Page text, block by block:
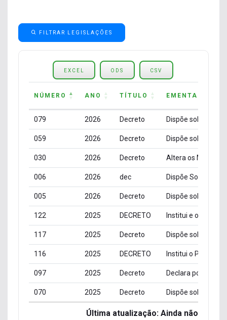
FILTRAR LEGISLAÇÕES
EXCEL ODS CSV
NÚMERO ANO TÍTULO EMENTA
Última atualização: Ainda não foram
079 2026 Decreto
059 2026 Decreto
030 2026 Decreto
006 2026 dec
005 2026 Decreto
122 2025 DECRETO
117 2025 Decreto
116 2025 DECRETO
097 2025 Decreto
070 2025 Decreto
Última atualização: Ainda não